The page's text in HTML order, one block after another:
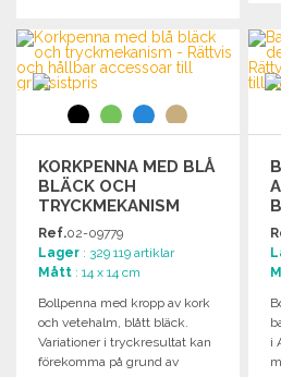
BESTÄLL
Begär offert
KORKPENNA MED BLÅ
BLÄCK OCH
TRYCKMEKANISM
Ref.02-09779
Lager : 329 119 artiklar
Mått : 14 x 14 cm
Bollpenna med kropp av kork
och vetehalm, blått bläck.
Variationer i tryckresultat kan
förekomma på grund av
i